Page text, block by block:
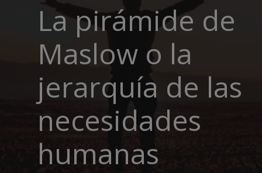
La pirámide de
Maslow o la
jerarquía de las
necesidades
humanas